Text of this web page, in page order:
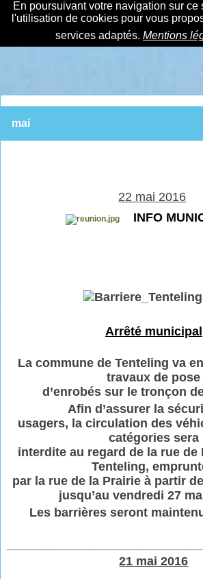
En poursuivant votre navigation sur ce
l'utilisation de cookies pour vous
services adaptés. Mentions
mai
22 mai 2016
INFO
Arrêté municipal
La commune de Tenteling va
travaux de pose
d’enrobés sur le tronçon
Afin d’assurer la
usagers, la circulation des
catégories sera
interdite au regard de la rue de
Tenteling,
par la rue de la Prairie à partir
jusqu’au vendredi 27
Les barrières seront
21 mai 2016